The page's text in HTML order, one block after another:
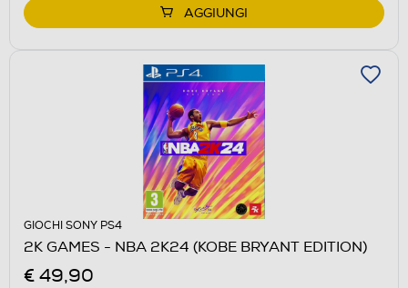
AGGIUNGI
GIOCHI SONY PS4
2K GAMES - NBA 2K24 (KOBE BRYANT EDITION)
€ 49,90